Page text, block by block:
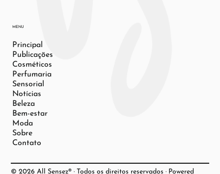
MENU
Principal
Publicações
Cosméticos
Perfumaria
Sensorial
Notícias
Beleza
Bem-estar
Moda
Sobre
Contato
© 2026 All Sensez® · Todos os direitos reservados · Powered